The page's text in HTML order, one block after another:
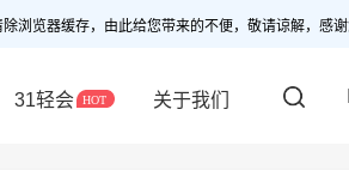
览器缓存，由此给您带来的不便，敬请谅解，感谢
31轻会 关于我们